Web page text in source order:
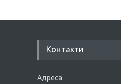
Контакти
Адреса